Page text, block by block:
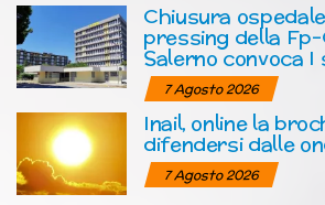
Chiusura
pressing della Fp-
Salerno convoca I
7 Agosto 2026
Inail, online la
difendersi dalle
7 Agosto 2026